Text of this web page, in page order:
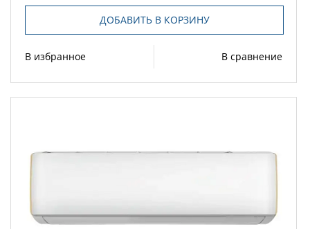
ДОБАВИТЬ В КОРЗИНУ
В избранное В сравнение